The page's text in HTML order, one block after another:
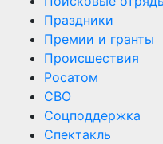
Праздники
Премии и гранты
Происшествия
Росатом
СВО
Соцподдержка
Спектакль